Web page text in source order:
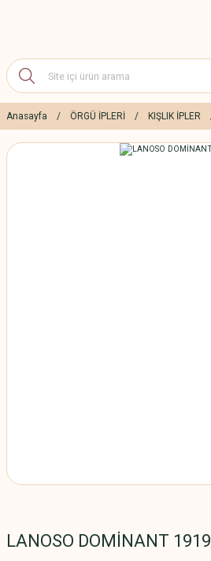
Anasayfa ÖRGÜ İPLERİ KIŞLIK İPLER
LANOSO DOMİNANT 1919